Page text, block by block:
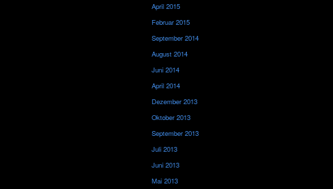
April 2015
Februar 2015
September 2014
August 2014
Juni 2014
April 2014
Dezember 2013
Oktober 2013
September 2013
Juli 2013
Juni 2013
Mai 2013